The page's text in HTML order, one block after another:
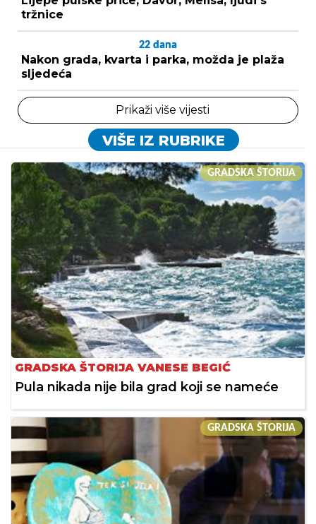
tržnice
22 dana
Nakon grada, kvarta i parka, možda je plaža
sljedeća
Prikaži više vijesti
VIŠE IZ RUBRIKE
GRADSKA ŠTORIJA
GRADSKA ŠTORIJA VANESE BEGIĆ
Pula nikada nije bila grad koji se nameće
GRADSKA ŠTORIJA